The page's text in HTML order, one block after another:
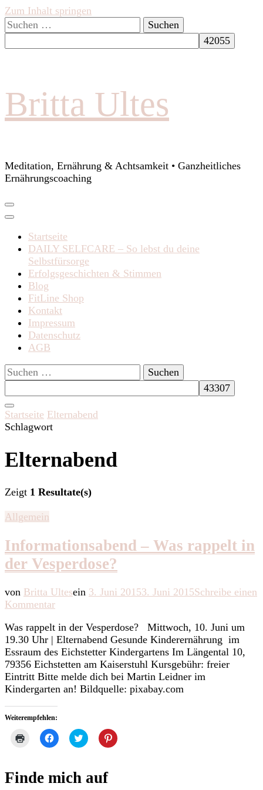
Zum Inhalt springen
Suchen
nach:
Britta Ultes
Meditation, Ernährung & Achtsamkeit • Ganzheitliches
Ernährungscoaching
Startseite
DAILY SELFCARE – So lebst du deine
Selbstfürsorge
Erfolgsgeschichten & Stimmen
Blog
FitLine Shop
Kontakt
Impressum
Datenschutz
AGB
Suchen
nach:
Startseite Elternabend
Schlagwort
Elternabend
Zeigt 1 Resultate(s)
Allgemein
Informationsabend – Was rappelt in
der Vesperdose?
von Britta Ultesein 3. Juni 20153. Juni 2015Schreibe einen
Kommentarzu
–
Was
rappelt
in
der
Vesperdose?
Was rappelt in der Vesperdose? Mittwoch, 10. Juni um
19.30 Uhr | Elternabend Gesunde Kinderernährung im
Essraum des Eichstetter Kindergartens Im Längental 10,
79356 Eichstetten am Kaiserstuhl Kursgebühr: freier
Eintritt Bitte melde dich bei Martin Leidner im
Kindergarten an! Bildquelle: pixabay.com
Weiterempfehlen:
Klicken
zum
neuem
Fenster
Klick,
um
teilen
(Wird
Klick,
um
teilen
(Wird
Klick,
um
Finde mich auf